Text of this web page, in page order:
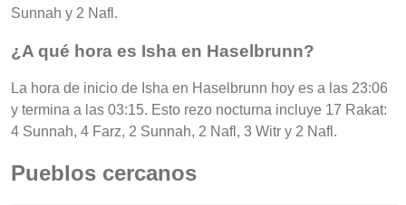
Sunnah y 2 Nafl.
¿A qué hora es Isha en Haselbrunn?
La hora de inicio de Isha en Haselbrunn hoy es a las 23:06
y termina a las 03:15. Esto rezo nocturna incluye 17 Rakat:
4 Sunnah, 4 Farz, 2 Sunnah, 2 Nafl, 3 Witr y 2 Nafl.
Pueblos cercanos